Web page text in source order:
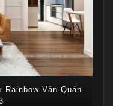
Rainbow Văn Quán